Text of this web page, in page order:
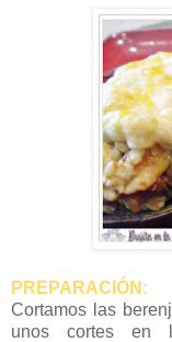
PREPARACIÓN:
Cortamos las
unos cortes en